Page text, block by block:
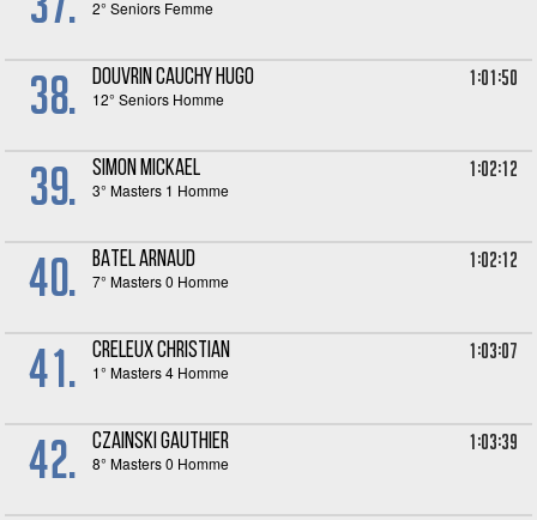
2° Seniors Femme
38. DOUVRIN CAUCHY Hugo
12° Seniors Homme
1:01:50
39. SIMON Mickael
3° Masters 1 Homme
1:02:12
40. BATEL Arnaud
7° Masters 0 Homme
1:02:12
41. CRELEUX Christian
1° Masters 4 Homme
1:03:07
42. CZAINSKI Gauthier
8° Masters 0 Homme
1:03:39